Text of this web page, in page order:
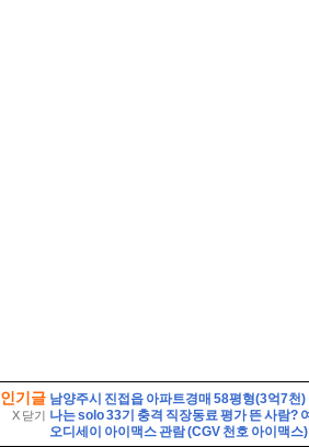
인기글
X 닫기
오디세이 아이맥스 관람 (CGV 천호 아이맥스)